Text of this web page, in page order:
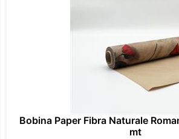
Bobina Paper Fibra Naturale
mt